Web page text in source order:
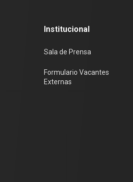
Institucional
Sala de Prensa
Formulario Vacantes
Externas